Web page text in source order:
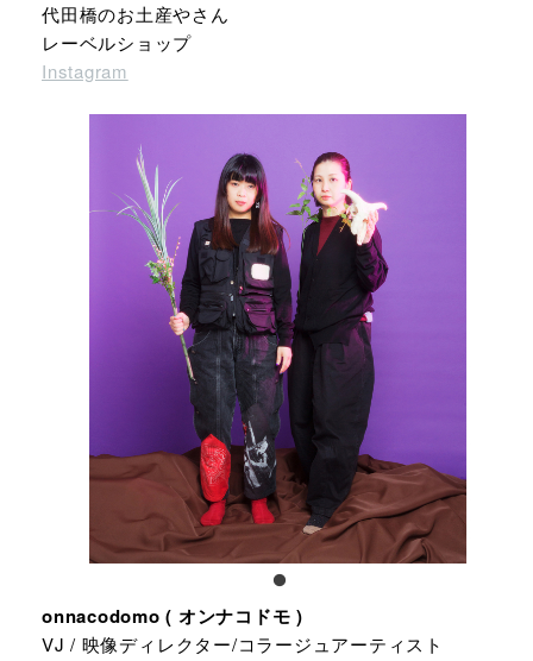
代田橋のお土産やさん
レーベルショップ
Instagram
onnacodomo ( オンナコドモ )
VJ / 映像ディレクター/コラージュアーティスト